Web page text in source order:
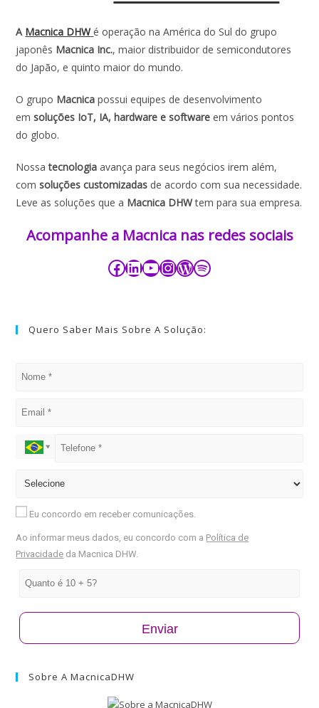
A Macnica DHW é operação na América do Sul do grupo
japonês Macnica Inc., maior distribuidor de semicondutores
do Japão, e quinto maior do mundo.
O grupo Macnica possui equipes de desenvolvimento
emsoluções IoT, IA, hardware e software em vários pontos
do globo.
Nossatecnologiaavança para seus negócios irem além,
comsoluções customizadas de acordo com sua necessidade.
Leve as soluções que a Macnica DHWtem para sua empresa.
Acompanhe a Macnica nas redes sociais​​​
Quero Saber Mais Sobre A Solução:
Eu concordo em receber comunicações.
Ao informar meus dados, eu concordo com a Política de
Privacidade da Macnica DHW.
Enviar
Sobre A MacnicaDHW